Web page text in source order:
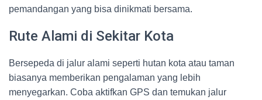
pemandangan yang bisa dinikmati bersama.
Rute Alami di Sekitar Kota
Bersepeda di jalur alami seperti hutan kota atau taman
biasanya memberikan pengalaman yang lebih
menyegarkan. Coba aktifkan GPS dan temukan jalur